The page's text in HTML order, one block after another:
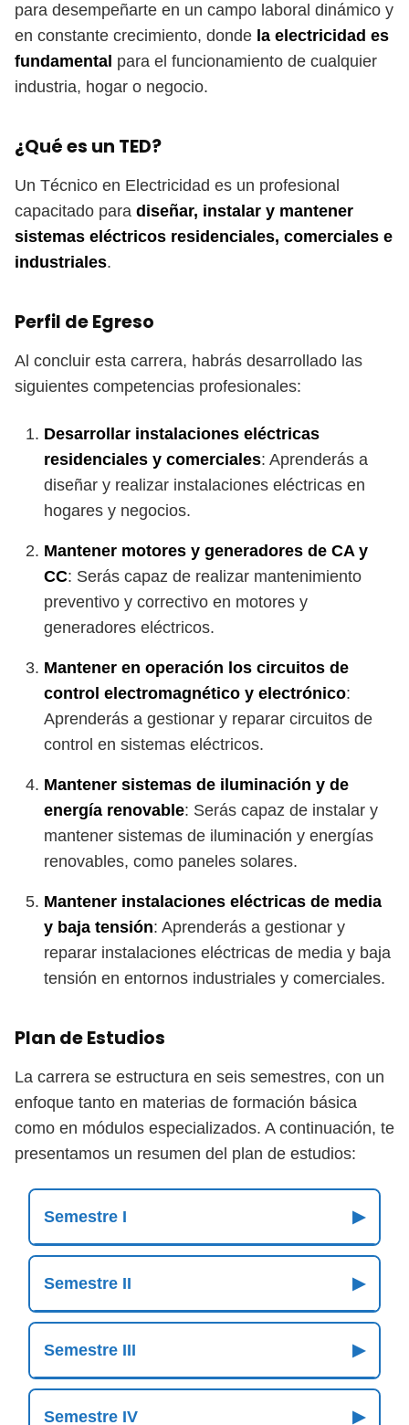
para desempeñarte en un campo laboral dinámico y
en constante crecimiento, donde la electricidad es
fundamental para el funcionamiento de cualquier
industria, hogar o negocio.
¿Qué es un TED?
Un Técnico en Electricidad es un profesional
capacitado para diseñar, instalar y mantener
sistemas eléctricos residenciales, comerciales e
industriales.
Perfil de Egreso
Al concluir esta carrera, habrás desarrollado las
siguientes competencias profesionales:
Desarrollar instalaciones eléctricas
residenciales y comerciales: Aprenderás a
diseñar y realizar instalaciones eléctricas en
hogares y negocios.
Mantener motores y generadores de CA y
CC: Serás capaz de realizar mantenimiento
preventivo y correctivo en motores y
generadores eléctricos.
Mantener en operación los circuitos de
control electromagnético y electrónico:
Aprenderás a gestionar y reparar circuitos de
control en sistemas eléctricos.
Mantener sistemas de iluminación y de
energía renovable: Serás capaz de instalar y
mantener sistemas de iluminación y energías
renovables, como paneles solares.
Mantener instalaciones eléctricas de media
y baja tensión: Aprenderás a gestionar y
reparar instalaciones eléctricas de media y baja
tensión en entornos industriales y comerciales.
Plan de Estudios
La carrera se estructura en seis semestres, con un
enfoque tanto en materias de formación básica
como en módulos especializados. A continuación, te
presentamos un resumen del plan de estudios:
Semestre I ▶
Semestre II ▶
Semestre III ▶
Semestre IV ▶